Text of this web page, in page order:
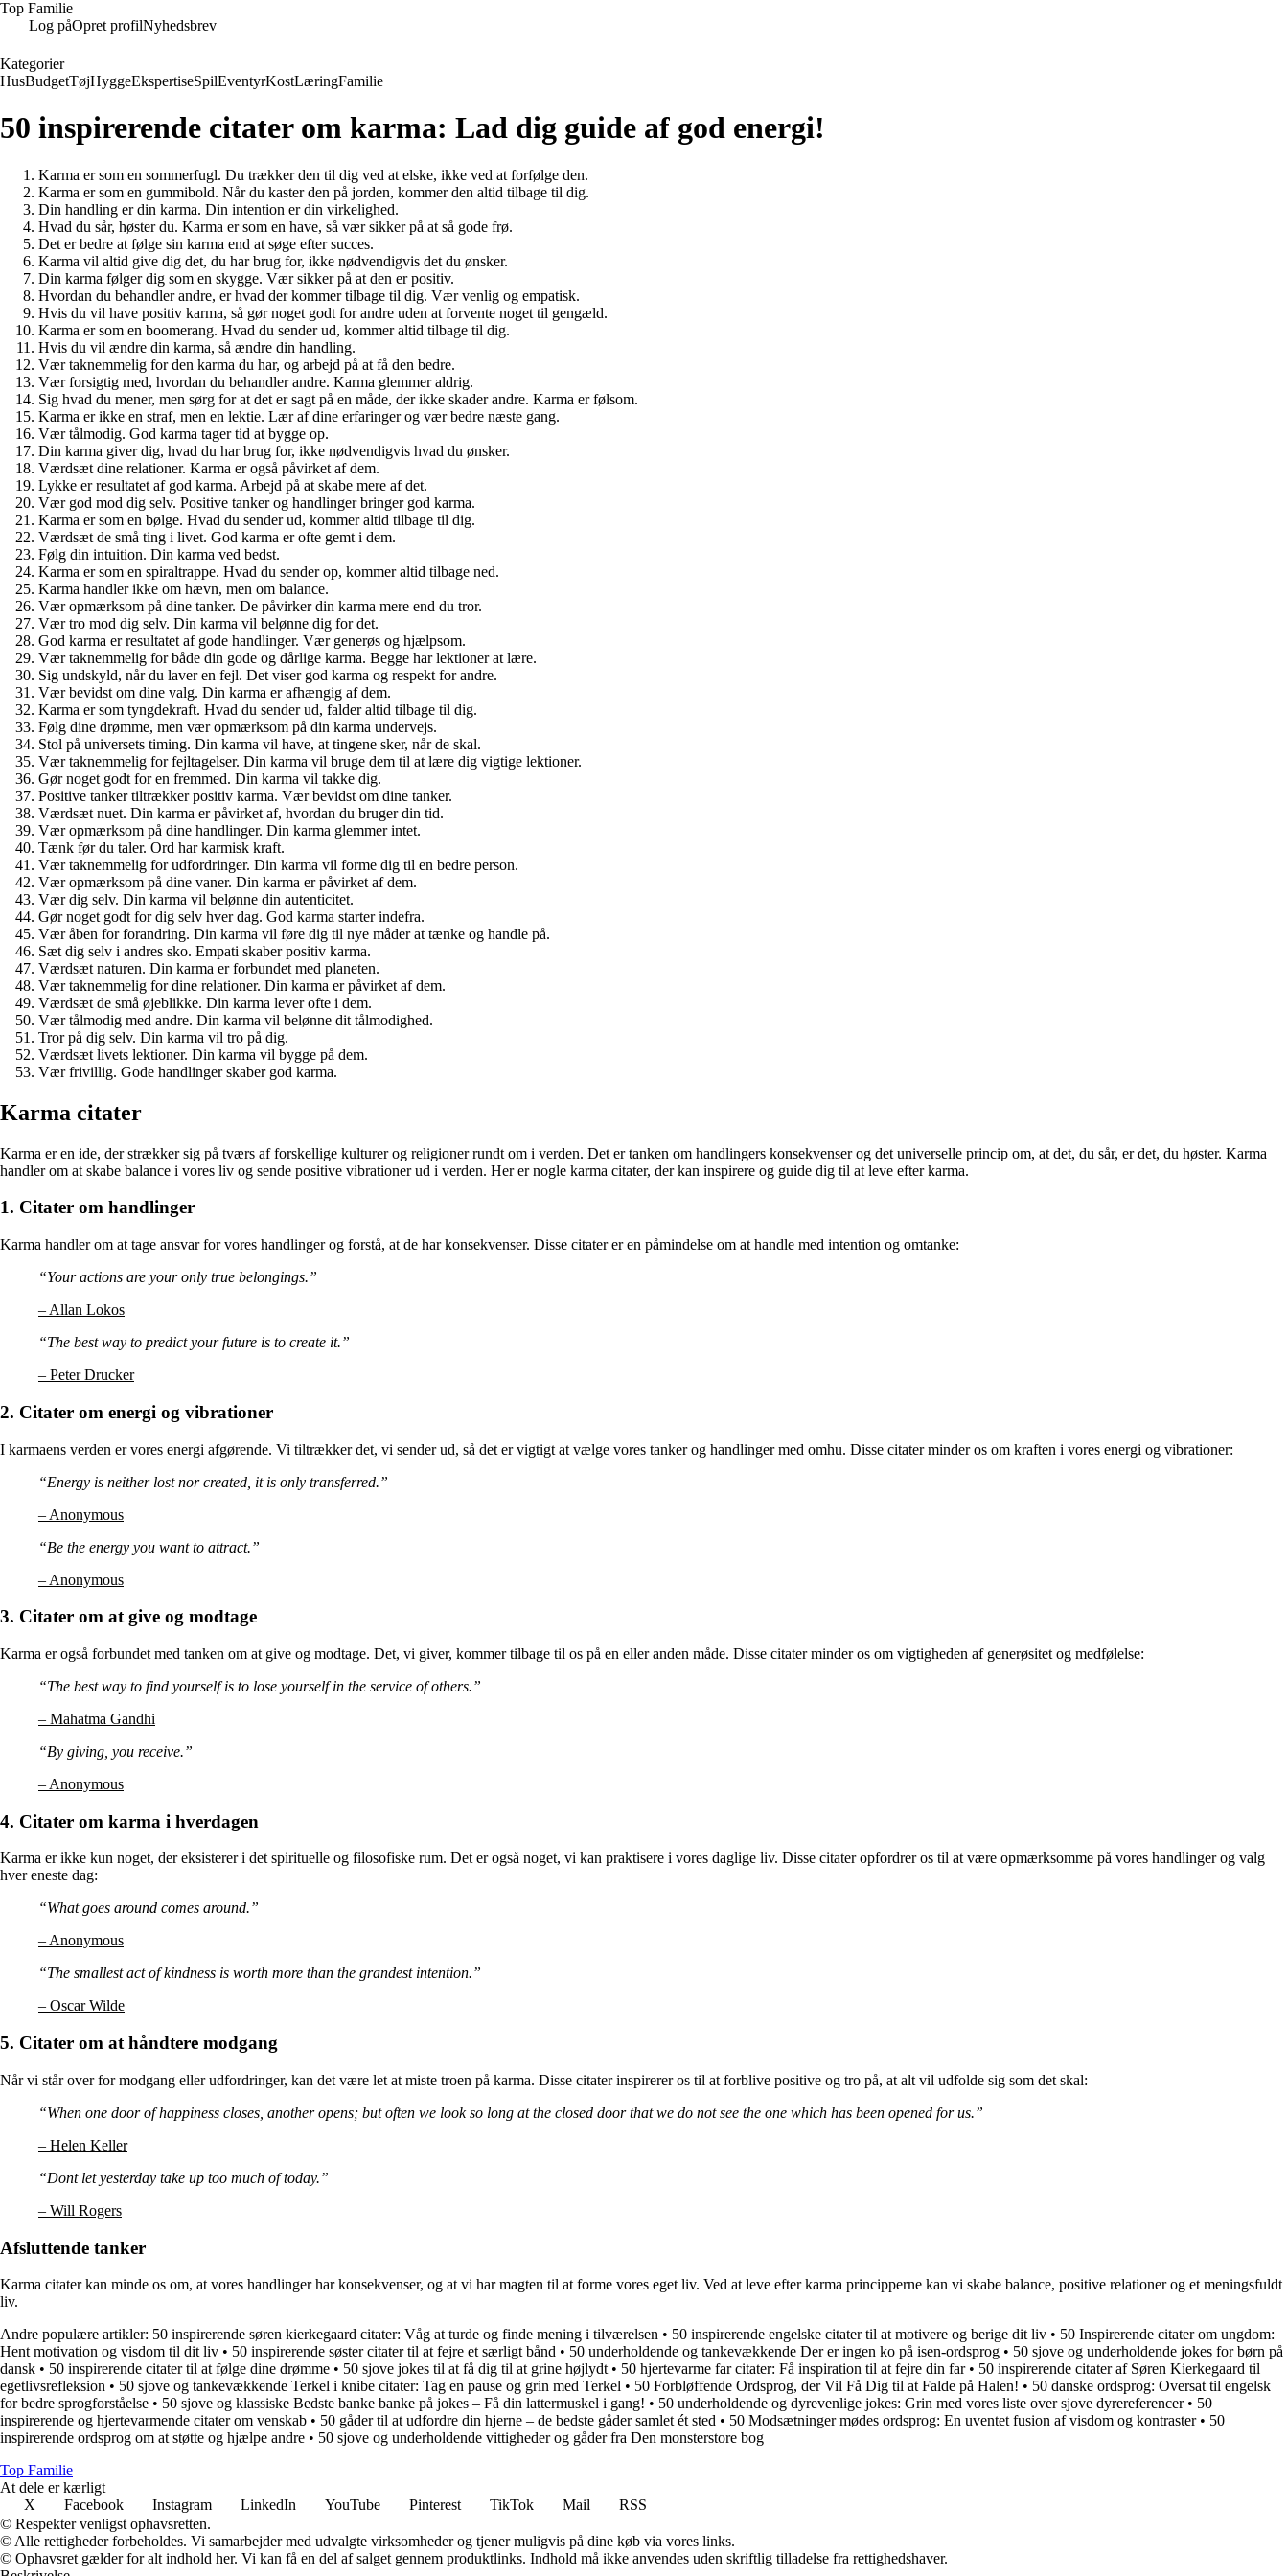
Top Familie
Log påOpret profilNyhedsbrev
Kategorier
HusBudgetTøjHyggeEkspertiseSpilEventyrKostLæringFamilie
50 inspirerende citater om karma: Lad dig guide af god energi!
Karma er som en sommerfugl. Du trækker den til dig ved at elske, ikke ved at forfølge den.
Karma er som en gummibold. Når du kaster den på jorden, kommer den altid tilbage til dig.
Din handling er din karma. Din intention er din virkelighed.
Hvad du sår, høster du. Karma er som en have, så vær sikker på at så gode frø.
Det er bedre at følge sin karma end at søge efter succes.
Karma vil altid give dig det, du har brug for, ikke nødvendigvis det du ønsker.
Din karma følger dig som en skygge. Vær sikker på at den er positiv.
Hvordan du behandler andre, er hvad der kommer tilbage til dig. Vær venlig og empatisk.
Hvis du vil have positiv karma, så gør noget godt for andre uden at forvente noget til gengæld.
Karma er som en boomerang. Hvad du sender ud, kommer altid tilbage til dig.
Hvis du vil ændre din karma, så ændre din handling.
Vær taknemmelig for den karma du har, og arbejd på at få den bedre.
Vær forsigtig med, hvordan du behandler andre. Karma glemmer aldrig.
Sig hvad du mener, men sørg for at det er sagt på en måde, der ikke skader andre. Karma er følsom.
Karma er ikke en straf, men en lektie. Lær af dine erfaringer og vær bedre næste gang.
Vær tålmodig. God karma tager tid at bygge op.
Din karma giver dig, hvad du har brug for, ikke nødvendigvis hvad du ønsker.
Værdsæt dine relationer. Karma er også påvirket af dem.
Lykke er resultatet af god karma. Arbejd på at skabe mere af det.
Vær god mod dig selv. Positive tanker og handlinger bringer god karma.
Karma er som en bølge. Hvad du sender ud, kommer altid tilbage til dig.
Værdsæt de små ting i livet. God karma er ofte gemt i dem.
Følg din intuition. Din karma ved bedst.
Karma er som en spiraltrappe. Hvad du sender op, kommer altid tilbage ned.
Karma handler ikke om hævn, men om balance.
Vær opmærksom på dine tanker. De påvirker din karma mere end du tror.
Vær tro mod dig selv. Din karma vil belønne dig for det.
God karma er resultatet af gode handlinger. Vær generøs og hjælpsom.
Vær taknemmelig for både din gode og dårlige karma. Begge har lektioner at lære.
Sig undskyld, når du laver en fejl. Det viser god karma og respekt for andre.
Vær bevidst om dine valg. Din karma er afhængig af dem.
Karma er som tyngdekraft. Hvad du sender ud, falder altid tilbage til dig.
Følg dine drømme, men vær opmærksom på din karma undervejs.
Stol på universets timing. Din karma vil have, at tingene sker, når de skal.
Vær taknemmelig for fejltagelser. Din karma vil bruge dem til at lære dig vigtige lektioner.
Gør noget godt for en fremmed. Din karma vil takke dig.
Positive tanker tiltrækker positiv karma. Vær bevidst om dine tanker.
Værdsæt nuet. Din karma er påvirket af, hvordan du bruger din tid.
Vær opmærksom på dine handlinger. Din karma glemmer intet.
Tænk før du taler. Ord har karmisk kraft.
Vær taknemmelig for udfordringer. Din karma vil forme dig til en bedre person.
Vær opmærksom på dine vaner. Din karma er påvirket af dem.
Vær dig selv. Din karma vil belønne din autenticitet.
Gør noget godt for dig selv hver dag. God karma starter indefra.
Vær åben for forandring. Din karma vil føre dig til nye måder at tænke og handle på.
Sæt dig selv i andres sko. Empati skaber positiv karma.
Værdsæt naturen. Din karma er forbundet med planeten.
Vær taknemmelig for dine relationer. Din karma er påvirket af dem.
Værdsæt de små øjeblikke. Din karma lever ofte i dem.
Vær tålmodig med andre. Din karma vil belønne dit tålmodighed.
Tror på dig selv. Din karma vil tro på dig.
Værdsæt livets lektioner. Din karma vil bygge på dem.
Vær frivillig. Gode handlinger skaber god karma.
Karma citater
Karma er en ide, der strækker sig på tværs af forskellige kulturer og religioner rundt om i verden. Det er tanken om handlingers konsekvenser og det universelle princip om, at det, du sår, er det, du høster. Karma
handler om at skabe balance i vores liv og sende positive vibrationer ud i verden. Her er nogle karma citater, der kan inspirere og guide dig til at leve efter karma.
1. Citater om handlinger
Karma handler om at tage ansvar for vores handlinger og forstå, at de har konsekvenser. Disse citater er en påmindelse om at handle med intention og omtanke:
“Your actions are your only true belongings.”
– Allan Lokos
“The best way to predict your future is to create it.”
– Peter Drucker
2. Citater om energi og vibrationer
I karmaens verden er vores energi afgørende. Vi tiltrækker det, vi sender ud, så det er vigtigt at vælge vores tanker og handlinger med omhu. Disse citater minder os om kraften i vores energi og vibrationer:
“Energy is neither lost nor created, it is only transferred.”
– Anonymous
“Be the energy you want to attract.”
– Anonymous
3. Citater om at give og modtage
Karma er også forbundet med tanken om at give og modtage. Det, vi giver, kommer tilbage til os på en eller anden måde. Disse citater minder os om vigtigheden af generøsitet og medfølelse:
“The best way to find yourself is to lose yourself in the service of others.”
– Mahatma Gandhi
“By giving, you receive.”
– Anonymous
4. Citater om karma i hverdagen
Karma er ikke kun noget, der eksisterer i det spirituelle og filosofiske rum. Det er også noget, vi kan praktisere i vores daglige liv. Disse citater opfordrer os til at være opmærksomme på vores handlinger og valg
hver eneste dag:
“What goes around comes around.”
– Anonymous
“The smallest act of kindness is worth more than the grandest intention.”
– Oscar Wilde
5. Citater om at håndtere modgang
Når vi står over for modgang eller udfordringer, kan det være let at miste troen på karma. Disse citater inspirerer os til at forblive positive og tro på, at alt vil udfolde sig som det skal:
“When one door of happiness closes, another opens; but often we look so long at the closed door that we do not see the one which has been opened for us.”
– Helen Keller
“Dont let yesterday take up too much of today.”
– Will Rogers
Afsluttende tanker
Karma citater kan minde os om, at vores handlinger har konsekvenser, og at vi har magten til at forme vores eget liv. Ved at leve efter karma principperne kan vi skabe balance, positive relationer og et meningsfuldt
liv.
Andre populære artikler: 50 inspirerende søren kierkegaard citater: Våg at turde og finde mening i tilværelsen • 50 inspirerende engelske citater til at motivere og berige dit liv • 50 Inspirerende citater om ungdom:
Hent motivation og visdom til dit liv • 50 inspirerende søster citater til at fejre et særligt bånd • 50 underholdende og tankevækkende Der er ingen ko på isen-ordsprog • 50 sjove og underholdende jokes for børn på
dansk • 50 inspirerende citater til at følge dine drømme • 50 sjove jokes til at få dig til at grine højlydt • 50 hjertevarme far citater: Få inspiration til at fejre din far• 50 inspirerende citater af Søren Kierkegaard til
egetlivsrefleksion • 50 sjove og tankevækkende Terkel i knibe citater: Tag en pause og grin med Terkel • 50 Forbløffende Ordsprog, der Vil Få Dig til at Falde på Halen! • 50 danske ordsprog: Oversat til engelsk
for bedre sprogforståelse • 50 sjove og klassiske Bedste banke banke på jokes – Få din lattermuskel i gang! • 50 underholdende og dyrevenlige jokes: Grin med vores liste over sjove dyrereferencer• 50
inspirerende og hjertevarmende citater om venskab • 50 gåder til at udfordre din hjerne – de bedste gåder samlet ét sted • 50 Modsætninger mødes ordsprog: En uventet fusion af visdom og kontraster• 50
inspirerende ordsprog om at støtte og hjælpe andre • 50 sjove og underholdende vittigheder og gåder fra Den monsterstore bog
Top Familie
At dele er kærligt
X
Facebook Instagram LinkedIn YouTube Pinterest TikTok Mail
RSS
© Respekter venligst ophavsretten.
© Alle rettigheder forbeholdes. Vi samarbejder med udvalgte virksomheder og tjener muligvis på dine køb via vores links.
© Ophavsret gælder for alt indhold her. Vi kan få en del af salget gennem produktlinks. Indhold må ikke anvendes uden skriftlig tilladelse fra rettighedshaver.